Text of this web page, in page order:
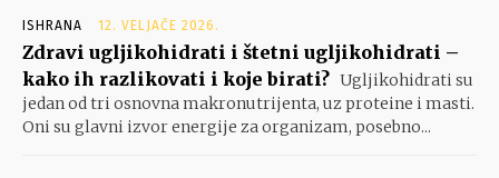
ISHRANA 12. VELJAČE 2026.
Zdravi ugljikohidrati i štetni ugljikohidrati –
kako ih razlikovati i koje birati? Ugljikohidrati su
jedan od tri osnovna makronutrijenta, uz proteine i masti.
Oni su glavni izvor energije za organizam, posebno...